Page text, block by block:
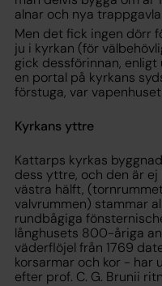
alnar och nya
Men det fick ingen dörr
ju i kyrkan (för
gick dessförinnan,
en portal på kyrkans
förstuga, var
Kyrkans yttre
Kattarps kyrkas
dess yttre, och den är ej
västra hälft,
valvrummen) stammar
rundbågiga
långhusets 800-åriga
väderflöjel från 1769
korsarmar och kor - har
efter prof. C. G. Brunii